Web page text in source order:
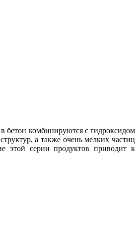
бетон комбинируются с гидроксидом
а также очень мелких частиц
этой серии продуктов приводит к